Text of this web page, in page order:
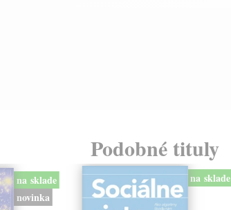
Podobné tituly
na sklade
novinka
na sklade